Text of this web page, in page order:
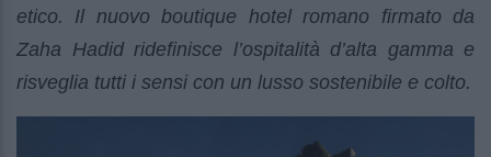
etico. Il nuovo boutique hotel romano firmato da
Zaha Hadid ridefinisce l’ospitalità d’alta gamma e
risveglia tutti i sensi con un lusso sostenibile e colto.